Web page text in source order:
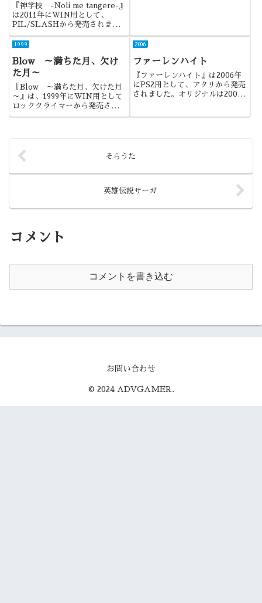
『神学校 -Noli me tangere-』
は2011年にWIN用として、
PIL/SLASHから発売されまし
足な作品で、BLゲーでは一番テ
せんね。
1999
Blow ～満ちた月、欠け
た月～
『Blow ～満ちた月、欠けた月
～』は、1999年にWIN用として
ロッククライマーから発売されま
した。主観的には、かなり好きな
2006
ファーレンハイト
『ファーレンハイト』は2006年
にPS2用として、アタリから発売
されました。オリジナルは2005
そらうた
英雄伝説サーガ
コメント
コメントを書き込む
お問い合わせ
© 2024 ADVGAMER.